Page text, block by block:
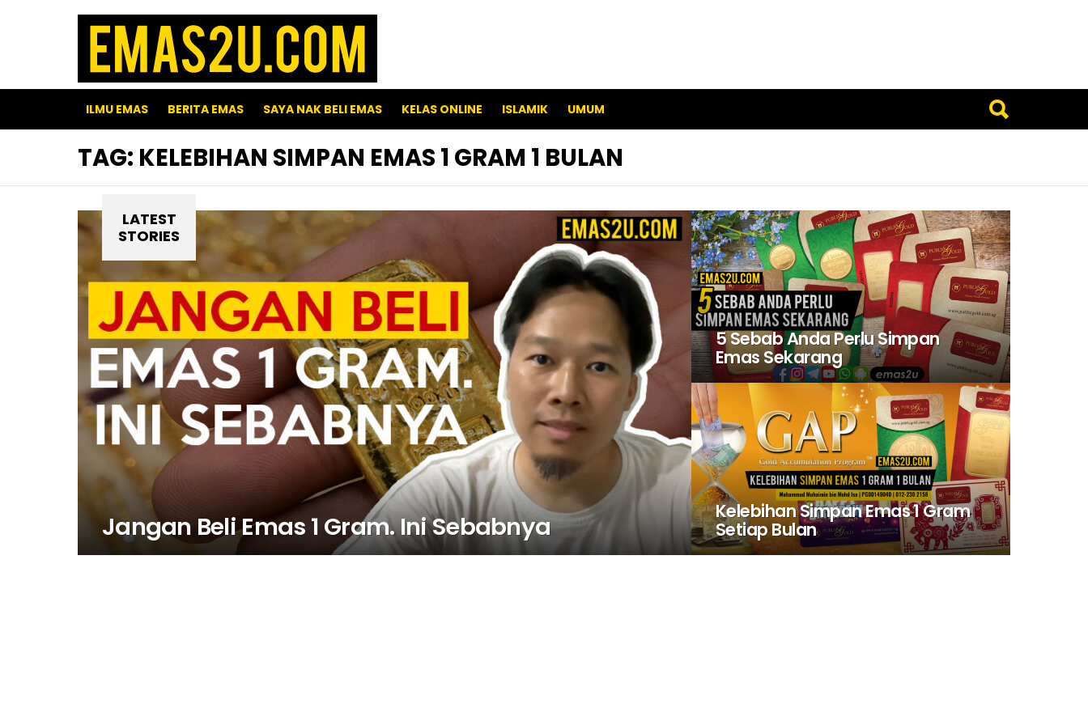
ILMU EMAS BERITA EMAS SAYA NAK BELI EMAS KELAS ONLINE ISLAMIK UMUM
TAG: KELEBIHAN SIMPAN EMAS 1 GRAM 1 BULAN
LATEST
STORIES
Jangan Beli Emas 1 Gram. Ini Sebabnya
5 Sebab Anda Perlu Simpan
Emas Sekarang
Kelebihan Simpan Emas 1 Gram
Setiap Bulan